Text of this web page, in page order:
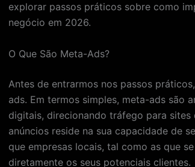
explorar passos práticos sobre como
negócio em 2026.
O Que São Meta-Ads?
Antes de entrarmos nos passos
ads. Em termos simples, meta-ads são
digitais, direcionando tráfego para
anúncios reside na sua capacidade de
que empresas locais, tal como as que
diretamente os seus potenciais clientes.